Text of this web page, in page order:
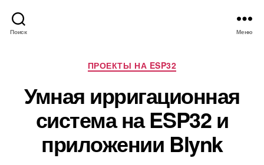
Поиск Меню
Р
у
б
р
и
к
и
ПРОЕКТЫ НА ESP32
Умная ирригационная
система на ESP32 и
приложении Blynk